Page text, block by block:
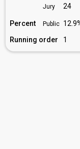
Jury 24
Percent Public
Running order
1